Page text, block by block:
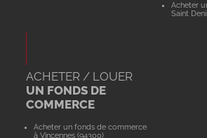
Acheter
Saint
ACHETER / LOUER
UN FONDS DE
COMMERCE
Acheter un fonds de commerce
à Vincennes (94300)